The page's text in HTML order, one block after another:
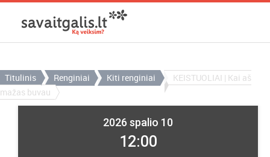
Titulinis Renginiai Kiti renginiai
KEISTUOLIAI | Kai aš
mažas buvau
2026 spalio 10
12:00